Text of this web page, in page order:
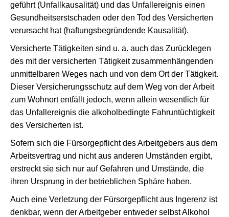
geführt (Unfallkausalität) und das Unfallereignis einen
Gesundheitserstschaden oder den Tod des Versicherten
verursacht hat (haftungsbegründende Kausalität).
Versicherte Tätigkeiten sind u. a. auch das Zurücklegen
des mit der versicherten Tätigkeit zusammenhängenden
unmittelbaren Weges nach und von dem Ort der Tätigkeit.
Dieser Versicherungsschutz auf dem Weg von der Arbeit
zum Wohnort entfällt jedoch, wenn allein wesentlich für
das Unfallereignis die alkoholbedingte Fahruntüchtigkeit
des Versicherten ist.
Sofern sich die Fürsorgepflicht des Arbeitgebers aus dem
Arbeitsvertrag und nicht aus anderen Umständen ergibt,
erstreckt sie sich nur auf Gefahren und Umstände, die
ihren Ursprung in der betrieblichen Sphäre haben.
Auch eine Verletzung der Fürsorgepflicht aus Ingerenz ist
denkbar, wenn der Arbeitgeber entweder selbst Alkohol